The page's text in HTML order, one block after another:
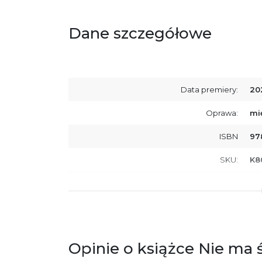
Dane szczegółowe
Data premiery:
Oprawa:
ISBN
SKU:
zgodność produktu z przepisami:
ul.
Ostrzeżenia oraz informacje dotyczące
Opinie o książce Nie ma